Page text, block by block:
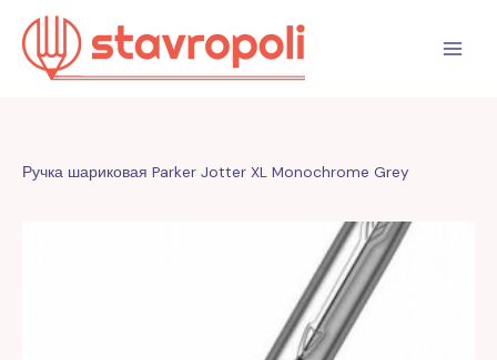
Перейти
содержимому
Ручка шариковая Parker Jotter XL Monochrome Grey